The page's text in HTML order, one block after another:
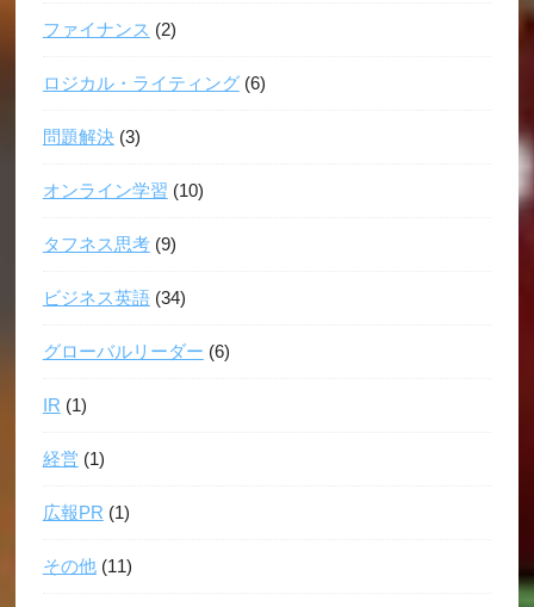
ファイナンス (2)
ロジカル・ライティング(6)
問題解決(3)
オンライン学習 (10)
タフネス思考(9)
ビジネス英語(34)
グローバルリーダー (6)
IR (1)
経営 (1)
広報PR (1)
その他(11)